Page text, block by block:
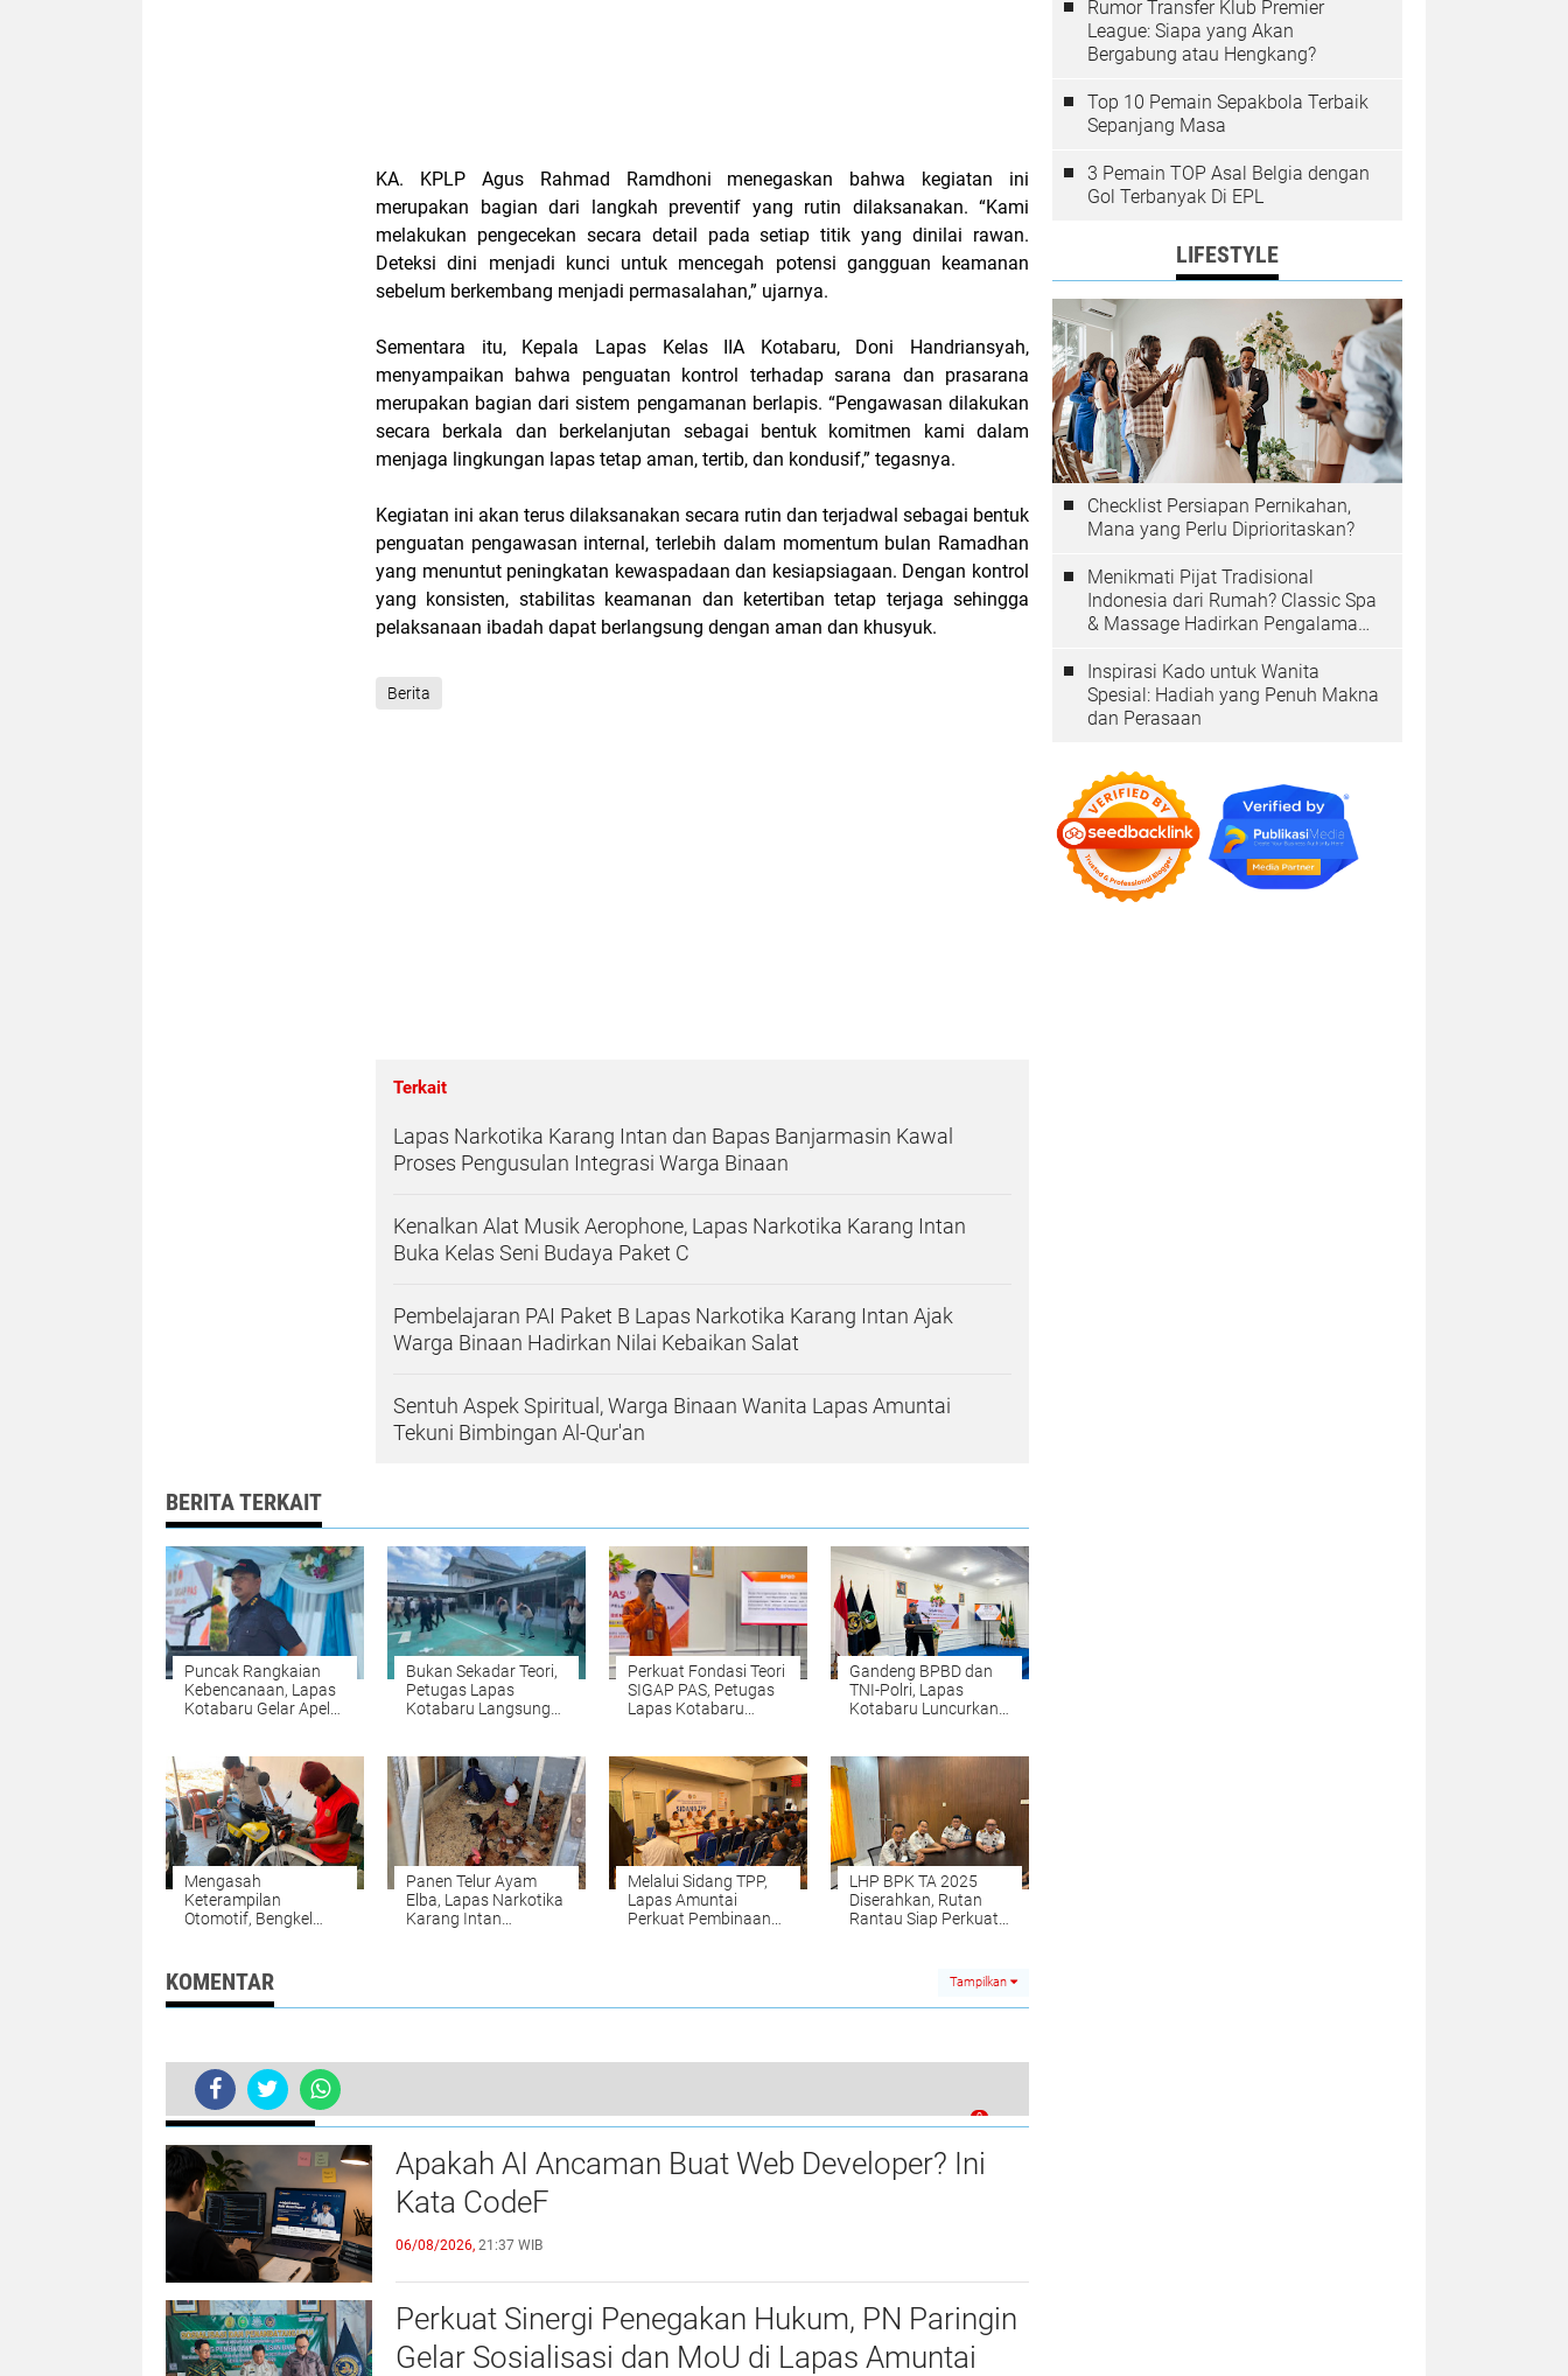
KA. KPLP Agus Rahmad Ramdhoni menegaskan bahwa kegiatan ini
merupakan bagian dari langkah preventif yang rutin dilaksanakan. “Kami
melakukan pengecekan secara detail pada setiap titik yang dinilai rawan.
Deteksi dini menjadi kunci untuk mencegah potensi gangguan keamanan
sebelum berkembang menjadi permasalahan,” ujarnya.
Sementara itu, Kepala Lapas Kelas IIA Kotabaru, Doni Handriansyah,
menyampaikan bahwa penguatan kontrol terhadap sarana dan prasarana
merupakan bagian dari sistem pengamanan berlapis. “Pengawasan dilakukan
secara berkala dan berkelanjutan sebagai bentuk komitmen kami dalam
menjaga lingkungan lapas tetap aman, tertib, dan kondusif,” tegasnya.
Kegiatan ini akan terus dilaksanakan secara rutin dan terjadwal sebagai bentuk
penguatan pengawasan internal, terlebih dalam momentum bulan Ramadhan
yang menuntut peningkatan kewaspadaan dan kesiapsiagaan. Dengan kontrol
yang konsisten, stabilitas keamanan dan ketertiban tetap terjaga sehingga
pelaksanaan ibadah dapat berlangsung dengan aman dan khusyuk.
Berita
Terkait
Lapas Narkotika Karang Intan dan Bapas Banjarmasin Kawal
Proses Pengusulan Integrasi Warga Binaan
Kenalkan Alat Musik Aerophone, Lapas Narkotika Karang Intan
Buka Kelas Seni Budaya Paket C
Pembelajaran PAI Paket B Lapas Narkotika Karang Intan Ajak
Warga Binaan Hadirkan Nilai Kebaikan Salat
Sentuh Aspek Spiritual, Warga Binaan Wanita Lapas Amuntai
Tekuni Bimbingan Al-Qur'an
BERITA TERKAIT
Puncak Rangkaian
Kebencanaan, Lapas
Kotabaru Gelar Apel
Bukan Sekadar Teori,
Petugas Lapas
Kotabaru Langsung
Perkuat Fondasi Teori
SIGAP PAS, Petugas
Lapas Kotabaru
BPBD
Gandeng BPBD dan
TNI-Polri, Lapas
Kotabaru Luncurkan
Mengasah
Keterampilan
Otomotif, Bengkel
Intan Siapkan Warga
Binaan Lebih Mandiri
Panen Telur Ayam
Elba, Lapas Narkotika
Karang Intan
Melalui Sidang TPP,
Lapas Amuntai
Perkuat Pembinaan
LHP BPK TA 2025
Diserahkan, Rutan
Rantau Siap Perkuat
KOMENTAR Tampilkan
Perkuat Deteksi Dini, Lapas Kotabaru Lakukan Pengecekan di Titik-Titik Rawan
0
BERITA TERKINI
Apakah AI Ancaman Buat Web Developer? Ini
Kata CodeF
06/08/2026, 21:37 WIB
Perkuat Sinergi Penegakan Hukum, PN Paringin
Gelar Sosialisasi dan MoU di Lapas Amuntai
Rumor Transfer Klub Premier
League: Siapa yang Akan
Bergabung atau Hengkang?
Top 10 Pemain Sepakbola Terbaik
Sepanjang Masa
3 Pemain TOP Asal Belgia dengan
Gol Terbanyak Di EPL
LIFESTYLE
Checklist Persiapan Pernikahan,
Mana yang Perlu Diprioritaskan?
Menikmati Pijat Tradisional
Indonesia dari Rumah? Classic Spa
& Massage Hadirkan Pengalaman
Inspirasi Kado untuk Wanita
Spesial: Hadiah yang Penuh Makna
dan Perasaan